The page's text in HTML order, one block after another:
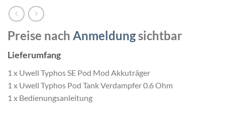
Preise nach Anmeldungsichtbar
Lieferumfang
1 x Uwell Typhos SE Pod Mod Akkuträger
1 x Uwell Typhos Pod Tank Verdampfer 0.6 Ohm
1 x Bedienungsanleitung